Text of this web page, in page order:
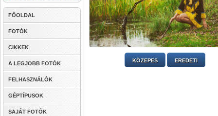
FŐOLDAL
FOTÓK
CIKKEK
A LEGJOBB FOTÓK
FELHASZNÁLÓK
GÉPTÍPUSOK
SAJÁT FOTÓK
KÖZEPES EREDETI